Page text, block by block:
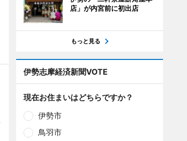
店」が内宮前に初出店
もっと見る
伊勢志摩経済新聞VOTE
現在お住まいはどちらですか？
伊勢市
鳥羽市